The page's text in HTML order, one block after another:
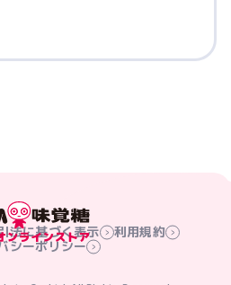
法に基づく表示
利用規約
シーポリシー